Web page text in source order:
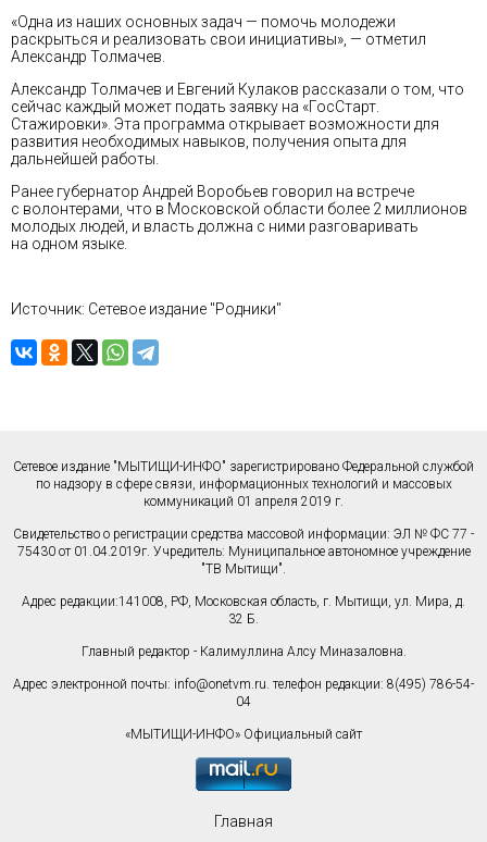
«Одна из наших основных задач — помочь молодежи
раскрыться и реализовать свои инициативы», — отметил
Александр Толмачев.
Александр Толмачев и Евгений Кулаков рассказали о том, что
сейчас каждый может подать заявку на «ГосСтарт.
Стажировки». Эта программа открывает возможности для
развития необходимых навыков, получения опыта для
дальнейшей работы.
Ранее губернатор Андрей Воробьев говорил на встрече
с волонтерами, что в Московской области более 2 миллионов
молодых людей, и власть должна с ними разговаривать
на одном языке.
Источник: Сетевое издание "Родники"
Сетевое издание "МЫТИЩИ-ИНФО" зарегистрировано Федеральной службой
по надзору в сфере связи, информационных технологий и массовых
коммуникаций 01 апреля 2019 г.
Свидетельство о регистрации средства массовой информации: ЭЛ № ФС 77 -
75430 от 01.04.2019г. Учредитель: Муниципальное автономное учреждение
"ТВ Мытищи".
Адрес редакции:141008, РФ, Московская область, г. Мытищи, ул. Мира, д.
32 Б.
Главный редактор - Калимуллина Алсу Миназаловна.
Адрес электронной почты: info@onetvm.ru. телефон редакции: 8(495) 786-54-
04
«МЫТИЩИ-ИНФО» Официальный сайт
Главная